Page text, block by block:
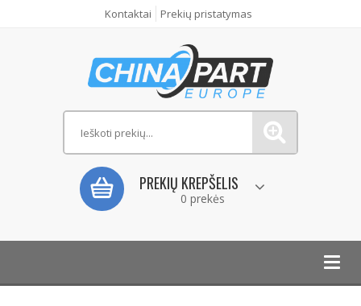
Kontaktai Prekių pristatymas
PREKIŲ KREPŠELIS
0 prekės